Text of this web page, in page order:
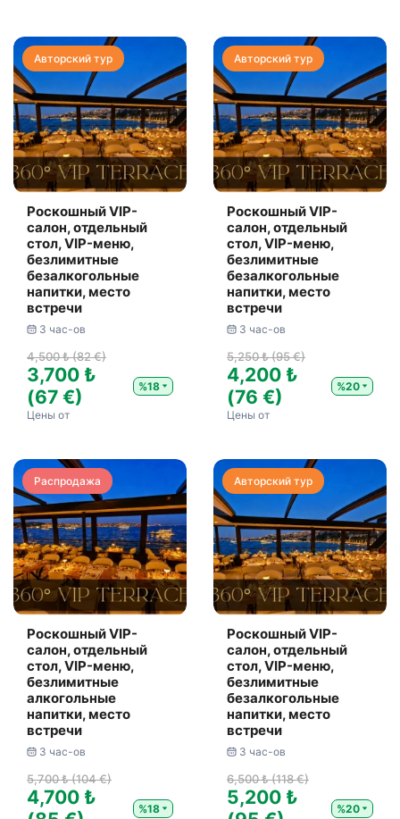
Авторский тур
Роскошный VIP-
салон, отдельный
стол, VIP-меню,
безлимитные
безалкогольные
напитки, место
встречи
3 час-ов
4,500 ₺ (82 €)
3,700 ₺
(67 €)
%18
Цены от
Авторский тур
Роскошный VIP-
салон, отдельный
стол, VIP-меню,
безлимитные
безалкогольные
напитки, место
встречи
3 час-ов
5,250 ₺ (95 €)
4,200 ₺
(76 €)
%20
Цены от
Распродажа
Роскошный VIP-
салон, отдельный
стол, VIP-меню,
безлимитные
алкогольные
напитки, место
встречи
3 час-ов
5,700 ₺ (104 €)
4,700 ₺
%18
Авторский тур
Роскошный VIP-
салон, отдельный
стол, VIP-меню,
безлимитные
безалкогольные
напитки, место
встречи
3 час-ов
6,500 ₺ (118 €)
5,200 ₺
%20